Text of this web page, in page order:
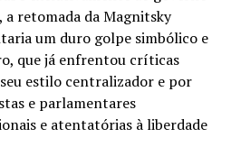
retomada da Magnitsky
um duro golpe simbólico e
que já enfrentou críticas
estilo centralizador e por
e parlamentares
e atentatórias à liberdade